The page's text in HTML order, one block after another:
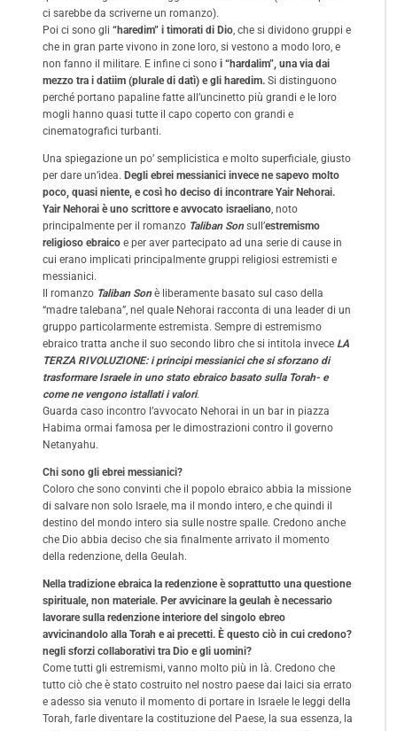
ci sarebbe da scriverne un romanzo).
Poi ci sono gli “haredim” i timorati di Dio , che si dividono gruppi e
che in gran parte vivono in zone loro, si vestono a modo loro, e
non fanno il militare. E infine ci sono i “hardalim”, una via dai
mezzo tra i datiim (plurale di datì) e gli haredim. Si distinguono
perché portano papaline fatte all’uncinetto più grandi e le loro
mogli hanno quasi tutte il capo coperto con grandi e
cinematografici turbanti.
Una spiegazione un po’ semplicistica e molto superficiale, giusto
per dare un’idea. Degli ebrei messianici invece ne sapevo molto
poco, quasi niente, e così ho deciso di incontrare Yair Nehorai.
Yair Nehorai è uno scrittore e avvocato israeliano , noto
principalmente per il romanzo Taliban Son sull’estremismo
religioso ebraico e per aver partecipato ad una serie di cause in
cui erano implicati principalmente gruppi religiosi estremisti e
messianici.
Il romanzo Taliban Sonè liberamente basato sul caso della
“madre talebana”, nel quale Nehorai racconta di una leader di un
gruppo particolarmente estremista. Sempre di estremismo
ebraico tratta anche il suo secondo libro che si intitola invece LA
TERZA RIVOLUZIONE: i principi messianici che si sforzano di
trasformare Israele in uno stato ebraico basato sulla Torah- e
come ne vengono istallati i valori.
Guarda caso incontro l’avvocato Nehorai in un bar in piazza
Habima ormai famosa per le dimostrazioni contro il governo
Netanyahu.
Chi sono gli ebrei messianici?
Coloro che sono convinti che il popolo ebraico abbia la missione
di salvare non solo Israele, ma il mondo intero, e che quindi il
destino del mondo intero sia sulle nostre spalle. Credono anche
che Dio abbia deciso che sia finalmente arrivato il momento
della redenzione, della Geulah.
Nella tradizione ebraica la redenzione è soprattutto una questione
spirituale, non materiale. Per avvicinare la geulah è necessario
lavorare sulla redenzione interiore del singolo ebreo
avvicinandolo alla Torah e ai precetti. È questo ciò in cui credono?
negli sforzi collaborativi tra Dio e gli uomini?
Come tutti gli estremismi, vanno molto più in là. Credono che
tutto ciò che è stato costruito nel nostro paese dai laici sia errato
e adesso sia venuto il momento di portare in Israele le leggi della
Torah, farle diventare la costituzione del Paese, la sua essenza, la